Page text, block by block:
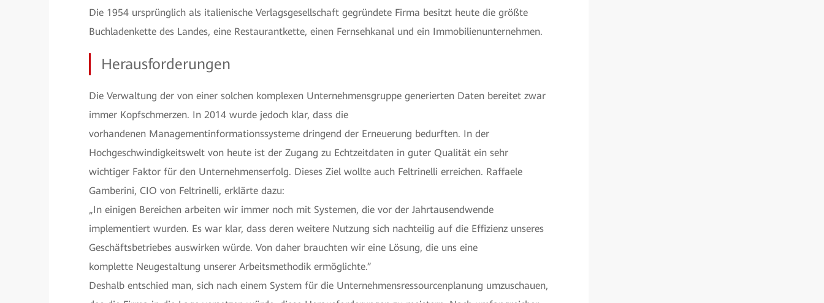
Die 1954 ursprünglich als italienische Verlagsgesellschaft gegründete Firma besitzt heute die größte
Buchladenkette des Landes, eine Restaurantkette, einen Fernsehkanal und ein Immobilienunternehmen.
Herausforderungen
Die Verwaltung der von einer solchen komplexen Unternehmensgruppe generierten Daten bereitet zwar
immer Kopfschmerzen. In 2014 wurde jedoch klar, dass die
vorhandenen Managementinformationssysteme dringend der Erneuerung bedurften. In der
Hochgeschwindigkeitswelt von heute ist der Zugang zu Echtzeitdaten in guter Qualität ein sehr
wichtiger Faktor für den Unternehmenserfolg. Dieses Ziel wollte auch Feltrinelli erreichen. Raffaele
Gamberini, CIO von Feltrinelli, erklärte dazu:
„In einigen Bereichen arbeiten wir immer noch mit Systemen, die vor der Jahrtausendwende
implementiert wurden. Es war klar, dass deren weitere Nutzung sich nachteilig auf die Effizienz unseres
Geschäftsbetriebes auswirken würde. Von daher brauchten wir eine Lösung, die uns eine
komplette Neugestaltung unserer Arbeitsmethodik ermöglichte.”
Deshalb entschied man, sich nach einem System für die Unternehmensressourcenplanung umzuschauen,